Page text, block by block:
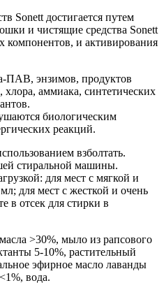
Sonett достигается путем
и чистящие средства Sonett
компонентов, и активирования
ПАВ, энзимов, продуктов
аммиака, синтетических
биологическим
реакций.
взболтать.
стиральной машины.
для мест с мягкой и
для мест с жесткой и очень
в отсек для стирки в
>30%, мыло из рапсового
5-10%, растительный
эфирное масло лаванды
вода.